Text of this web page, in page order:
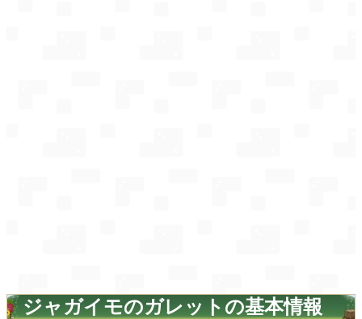
ジャガイモのガレットの基本情報